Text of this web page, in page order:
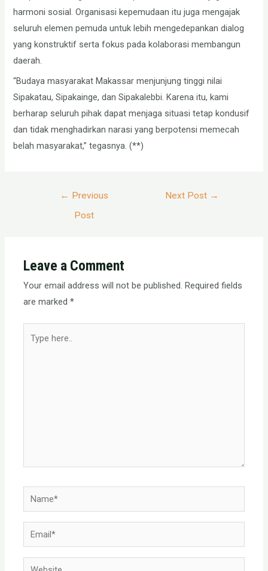
harmoni sosial. Organisasi kepemudaan itu juga mengajak
seluruh elemen pemuda untuk lebih mengedepankan dialog
yang konstruktif serta fokus pada kolaborasi membangun
daerah.
“Budaya masyarakat Makassar menjunjung tinggi nilai
Sipakatau, Sipakainge, dan Sipakalebbi. Karena itu, kami
berharap seluruh pihak dapat menjaga situasi tetap kondusif
dan tidak menghadirkan narasi yang berpotensi memecah
belah masyarakat,” tegasnya. (**)
← Previous
Post
Next Post →
Leave a Comment
Your email address will not be published. Required fields
are marked*
here..
Name*
Email*
Website